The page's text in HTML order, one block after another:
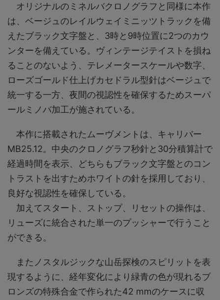
オリジナルのミネルバクロノグラフと同様に本作
は、ベージュのレイルウェイミニッツトラックを備
えたブラック文字盤と、3時と9時位置に2つのカウ
ンターを備えている。ヴィンテージテイストを損ね
ることのないよう、テレメータースケールや数字、
ローズゴールド仕上げカセドラル型針はベージュで
統一する一方、夜間の視認性を確保するためスーパ
ールミノバ加工が施されている。
本作に搭載されたムーヴメントは、キャリバー
MB25.12。中央のクロノグラフ秒針と30分積算計で
経過時間を表示、どちらもブラック文字盤とのコン
トラストを出すためホワイトの針を採用しており、
良好な視認性を確保している。
加えてスタート、ストップ、リセットの操作は、
リューズに統合された単一のプッシャーで行うこと
ができる。
またノスタルジックな山岳探検のスピリットを表
現するように、経年変化により緑青の色が現れるブ
ロンズの特殊合金で作られた42 mmのケースに収